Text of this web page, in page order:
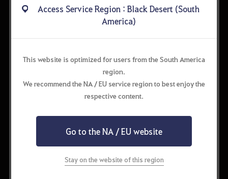
Access Service Region : Black Desert (South
America)
This website is optimized for users from the South America
region.
We recommend the NA / EU service region to best enjoy the
respective content.
Go to the NA / EU website
Stay on the website of this region
Rank 7 – Raça 6
Correr 100%